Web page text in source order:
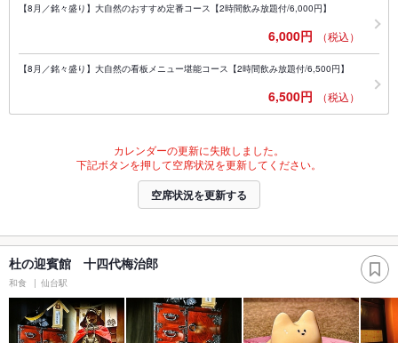
【8月／銘々盛り】大自然のおすすめ定番コース【2時間飲み放題付/6,000円】
6,000円 （税込）
【8月／銘々盛り】大自然の看板メニュー堪能コース【2時間飲み放題付/6,500円】
6,500円 （税込）
カレンダーの更新に失敗しました。
下記ボタンを押して空席状況を更新してください。
空席状況を更新する
杜の迎賓館 十四代梅治郎
和食 仙台駅